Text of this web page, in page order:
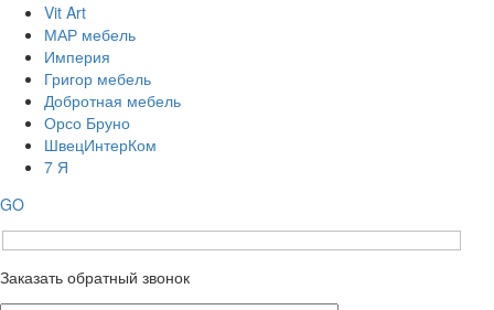
Vit Art
МАР мебель
Империя
Григор мебель
Добротная мебель
Орсо Бруно
ШвецИнтерКом
7 Я
GO
Заказать обратный звонок